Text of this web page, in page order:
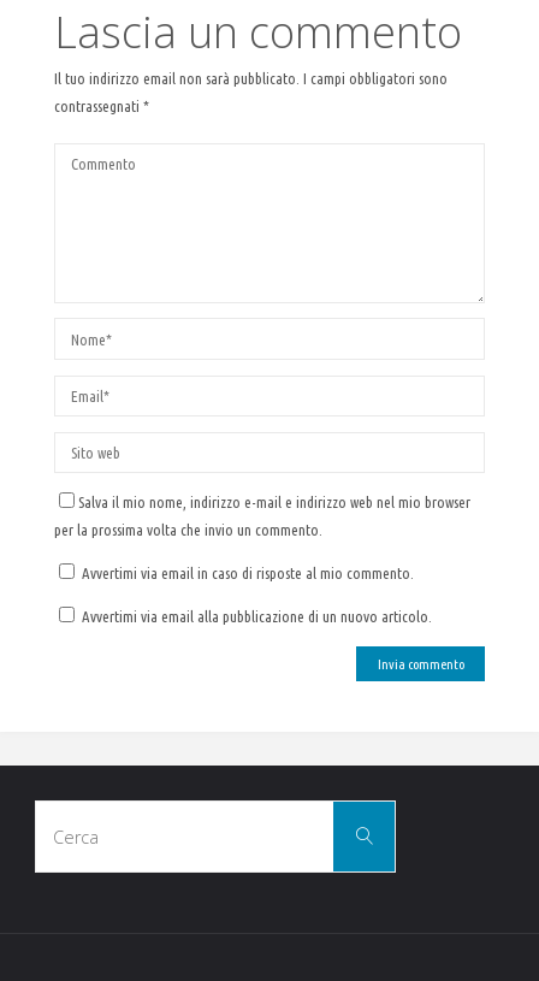
Lascia un commento
Il tuo indirizzo email non sarà pubblicato. I campi obbligatori sono
contrassegnati *
Salva il mio nome, indirizzo e-mail e indirizzo web nel mio browser
per la prossima volta che invio un commento.
Avvertimi via email in caso di risposte al mio commento.
Avvertimi via email alla pubblicazione di un nuovo articolo.
Cerca